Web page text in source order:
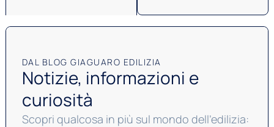
DAL BLOG GIAGUARO EDILIZIA
Notizie, informazioni e
curiosità
Scopri qualcosa in più sul mondo dell’edilizia: